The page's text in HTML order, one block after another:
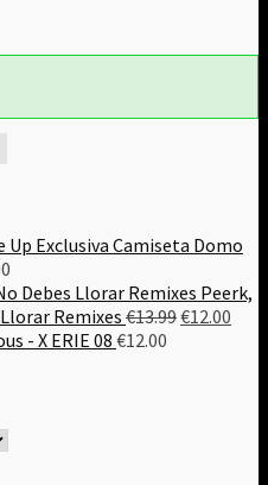
Camiseta Domo
Peerk,
Remixes€13.99El
€12.00
- X ERIE 08 €12.00